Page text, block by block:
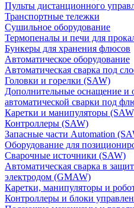
Пульты дистанционного
Транспортные тележки
Сушильное оборудование
Термопеналы и печи для
Бункеры для хранения флюсов
Автоматическое оборудование
Автоматическая сварка под
Головки и горелки (SAW)
Дополнительные оснащение и
автоматической сварки под
Каретки и манипуляторы
Контроллеры (SAW)
Запасные части Automation
Оборудование для
Сварочные источники (SAW)
Автоматическая сварка в
электродом (GMAW)
Каретки, манипуляторы и
Контроллеры и блоки